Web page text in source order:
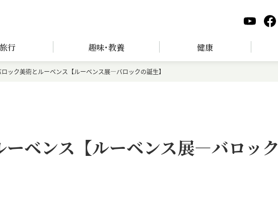
旅行 趣味･教養 健康
ロック美術とルーベンス【ルーベンス展―バロックの誕生】
ーベンス【ルーベンス展―バロック